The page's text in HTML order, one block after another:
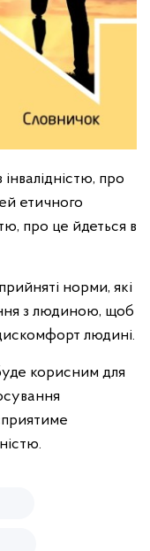
про
етичного
про це йдеться в
норми, які
з людиною, щоб
людині.
корисним для